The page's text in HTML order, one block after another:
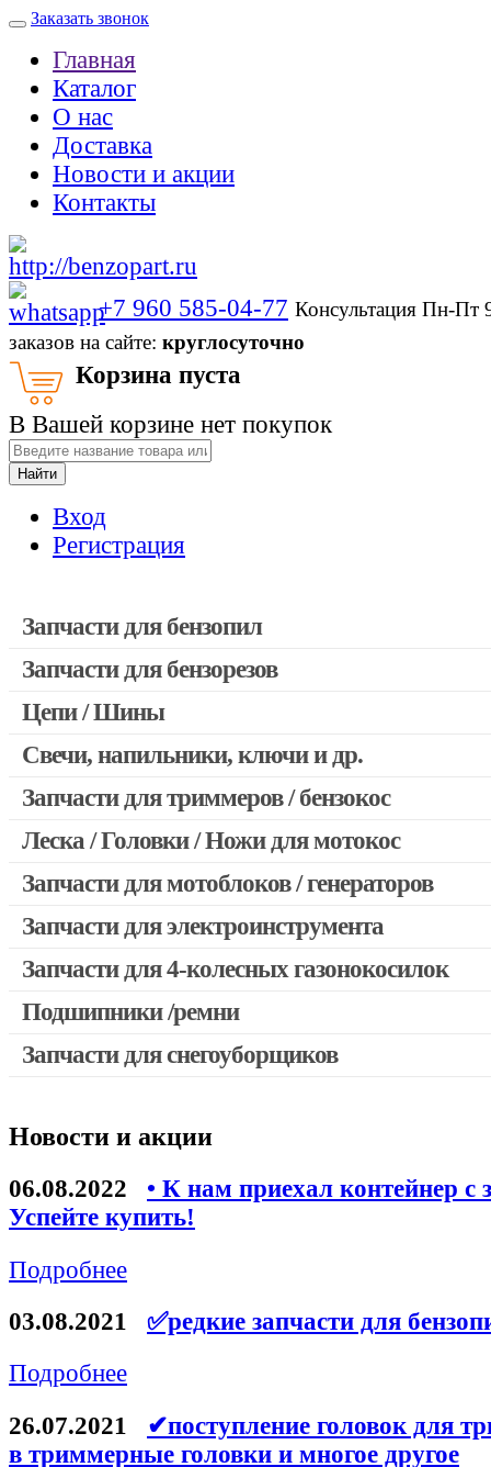
Заказать звонок
Главная
Каталог
О нас
Доставка
Новости и акции
Контакты
+7 960 585-04-77 Консультация Пн-
заказов на сайте: круглосуточно
Корзина пуста
В Вашей корзине нет покупок
Найти
Вход
Регистрация
Запчасти для бензопил
Запчасти для бензопил Stihl
Запчасти для бензопил Husqvarna, Partner
Запчасти для бензопил Oleo-mac, Echo и др.
Запчасти для бензорезов
Цепи / Шины
Свечи, напильники, ключи и др.
Запчасти для триммеров / бензокос
Запчасти для Китайских триммеров
Запчасти для мотокос Stihl / Husqvarna / Oleo-mac / Echo и
Леска / Головки / Ножи для мотокос
Запчасти для мотоблоков / генераторов
Запчасти для электроинструмента
Двигатели, редукторы для шуруповертов
Выключатели, переключатели
Запчасти для УШМ (болгарок)
Запчасти для электроинструмента другие
Запчасти для компрессоров
Конденсаторы
Ремни для электроинструмента
Запчасти для 4-колесных газонокосилок
Подшипники /ремни
Запчасти для снегоуборщиков
Новости и акции
06.08.2022
• К нам приехал контейнер с
Успейте купить!
Подробнее
03.08.2021
✅редкие запчасти для
Подробнее
26.07.2021
✔поступление головок для
в триммерные головки и многое другое